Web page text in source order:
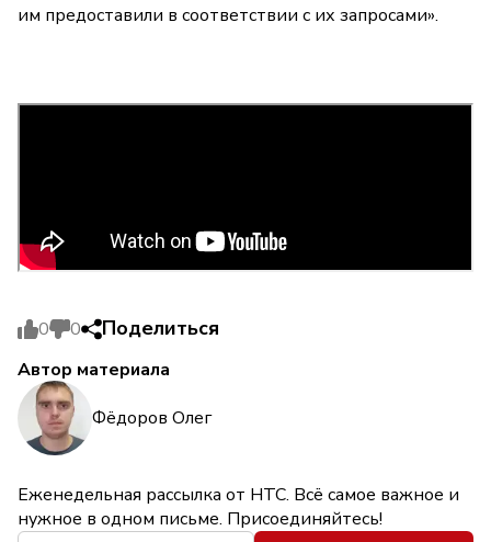
им предоставили в соответствии с их запросами».
0 0 Поделиться
Автор материала
Фёдоров Олег
Еженедельная рассылка от НТС. Всё самое важное и
нужное в одном письме. Присоединяйтесь!